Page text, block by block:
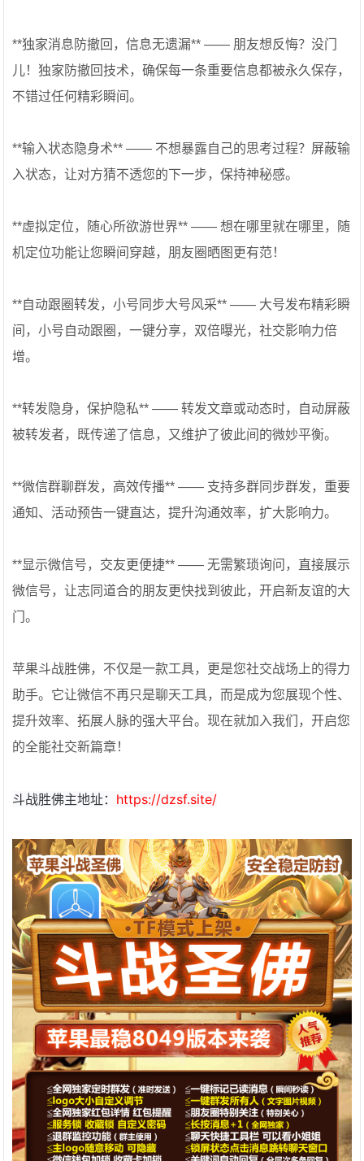
**独家消息防撤回，信息无遗漏** —— 朋友想反悔？没门
儿！独家防撤回技术，确保每一条重要信息都被永久保存，
不错过任何精彩瞬间。
**输入状态隐身术** —— 不想暴露自己的思考过程？屏蔽输
入状态，让对方猜不透您的下一步，保持神秘感。
**虚拟定位，随心所欲游世界** —— 想在哪里就在哪里，随
机定位功能让您瞬间穿越，朋友圈晒图更有范！
**自动跟圈转发，小号同步大号风采** —— 大号发布精彩瞬
间，小号自动跟圈，一键分享，双倍曝光，社交影响力倍
增。
**转发隐身，保护隐私** —— 转发文章或动态时，自动屏蔽
被转发者，既传递了信息，又维护了彼此间的微妙平衡。
**微信群聊群发，高效传播** —— 支持多群同步群发，重要
通知、活动预告一键直达，提升沟通效率，扩大影响力。
**显示微信号，交友更便捷** —— 无需繁琐询问，直接展示
微信号，让志同道合的朋友更快找到彼此，开启新友谊的大
门。
苹果斗战胜佛，不仅是一款工具，更是您社交战场上的得力
助手。它让微信不再只是聊天工具，而是成为您展现个性、
提升效率、拓展人脉的强大平台。现在就加入我们，开启您
的全能社交新篇章！
斗战胜佛主地址： https://dzsf.site/